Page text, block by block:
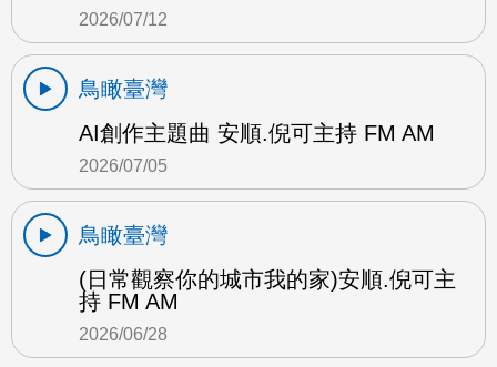
2026/07/12
鳥瞰臺灣
AI創作主題曲 安順.倪可主持 FM AM
2026/07/05
鳥瞰臺灣
(日常觀察你的城市我的家)安順.倪可主
持 FM AM
2026/06/28